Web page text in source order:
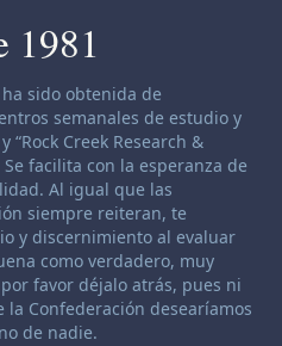
1981
de canalización:
sido obtenida de
semanales de estudio y
“Rock Creek Research &
facilita con la esperanza de
Al igual que las
siempre reiteran, te
y discernimiento al evaluar
como verdadero, muy
favor déjalo atrás, pues ni
Confederación desearíamos
de nadie.